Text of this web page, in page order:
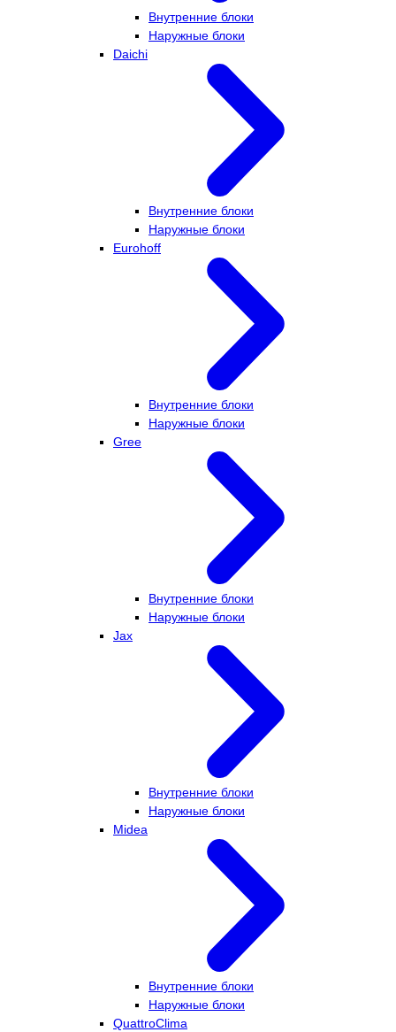
Внутренние блоки
Наружные блоки
Daichi
Внутренние блоки
Наружные блоки
Eurohoff
Внутренние блоки
Наружные блоки
Gree
Внутренние блоки
Наружные блоки
Jax
Внутренние блоки
Наружные блоки
Midea
Внутренние блоки
Наружные блоки
QuattroClima